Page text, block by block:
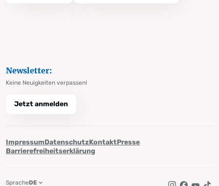
Newsletter:
Keine Neuigkeiten verpassen!
Jetzt anmelden
ImpressumDatenschutzKontaktPresse
Barrierefreiheitserklärung
SpracheDE